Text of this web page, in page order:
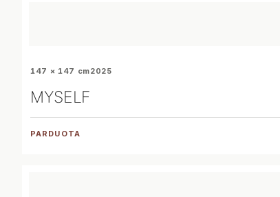
147 × 147 cm2025
MYSELF
PARDUOTA